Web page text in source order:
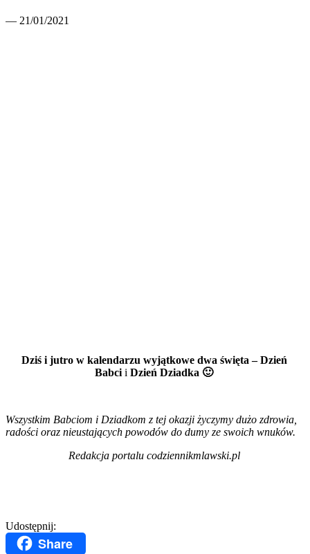
— 21/01/2021
Dziś i jutro w kalendarzu wyjątkowe dwa święta – Dzień
Babci i Dzień Dziadka 🙂
Wszystkim Babciom i Dziadkom z tej okazji życzymy dużo zdrowia,
radości oraz nieustających powodów do dumy ze swoich wnuków.
Redakcja portalu codziennikmlawski.pl
Udostępnij:
Share